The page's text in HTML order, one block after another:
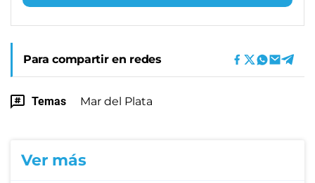
Para compartir en redes
Temas Mar del Plata
Ver más